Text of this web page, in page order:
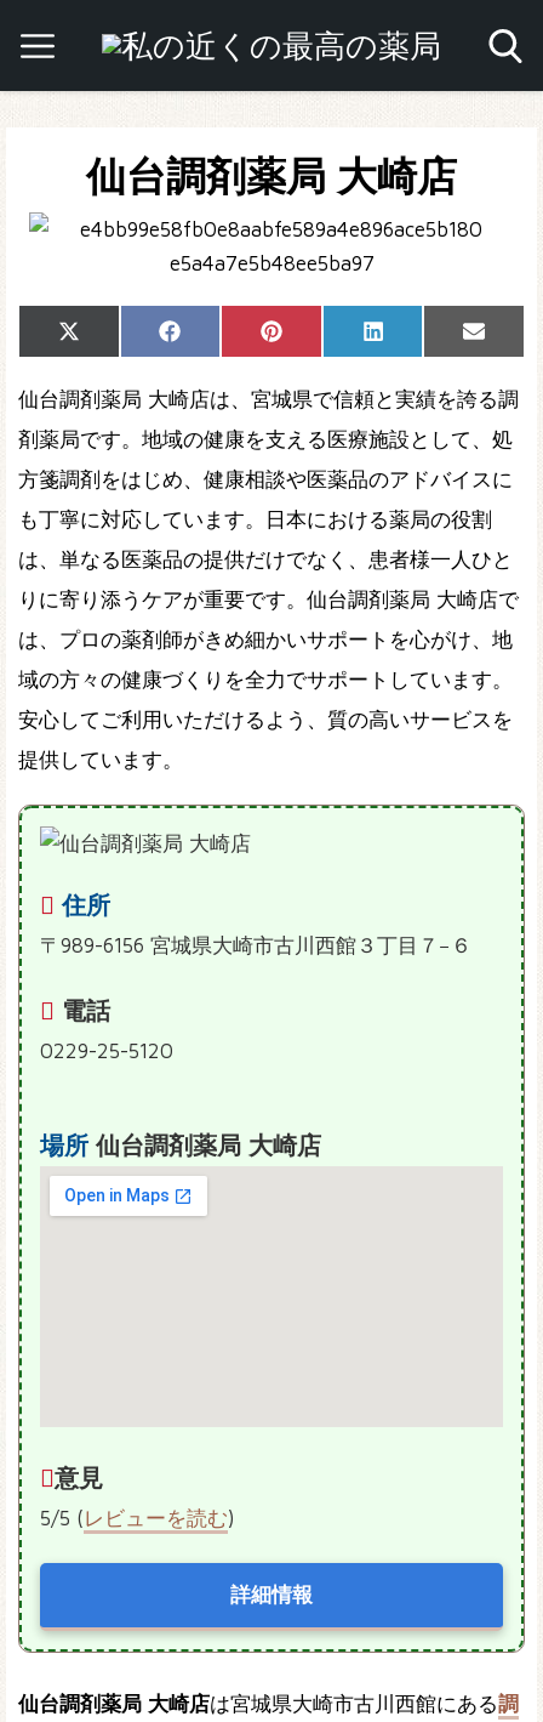
仙台調剤薬局 大崎店
Share
on
X
(Twitter)
Share
on
Facebook Share
on
Pinterest Share
on
LinkedIn
Share
on
Email
仙台調剤薬局 大崎店は、宮城県で信頼と実績を誇る調
剤薬局です。地域の健康を支える医療施設として、処
方箋調剤をはじめ、健康相談や医薬品のアドバイスに
も丁寧に対応しています。日本における薬局の役割
は、単なる医薬品の提供だけでなく、患者様一人ひと
りに寄り添うケアが重要です。仙台調剤薬局 大崎店で
は、プロの薬剤師がきめ細かいサポートを心がけ、地
域の方々の健康づくりを全力でサポートしています。
安心してご利用いただけるよう、質の高いサービスを
提供しています。
住所
〒989-6156 宮城県大崎市古川西館３丁目７−６
電話
0229-25-5120
場所 仙台調剤薬局 大崎店
意見
5/5 (レビューを読む)
詳細情報
仙台調剤薬局 大崎店は宮城県大崎市古川西館にある調